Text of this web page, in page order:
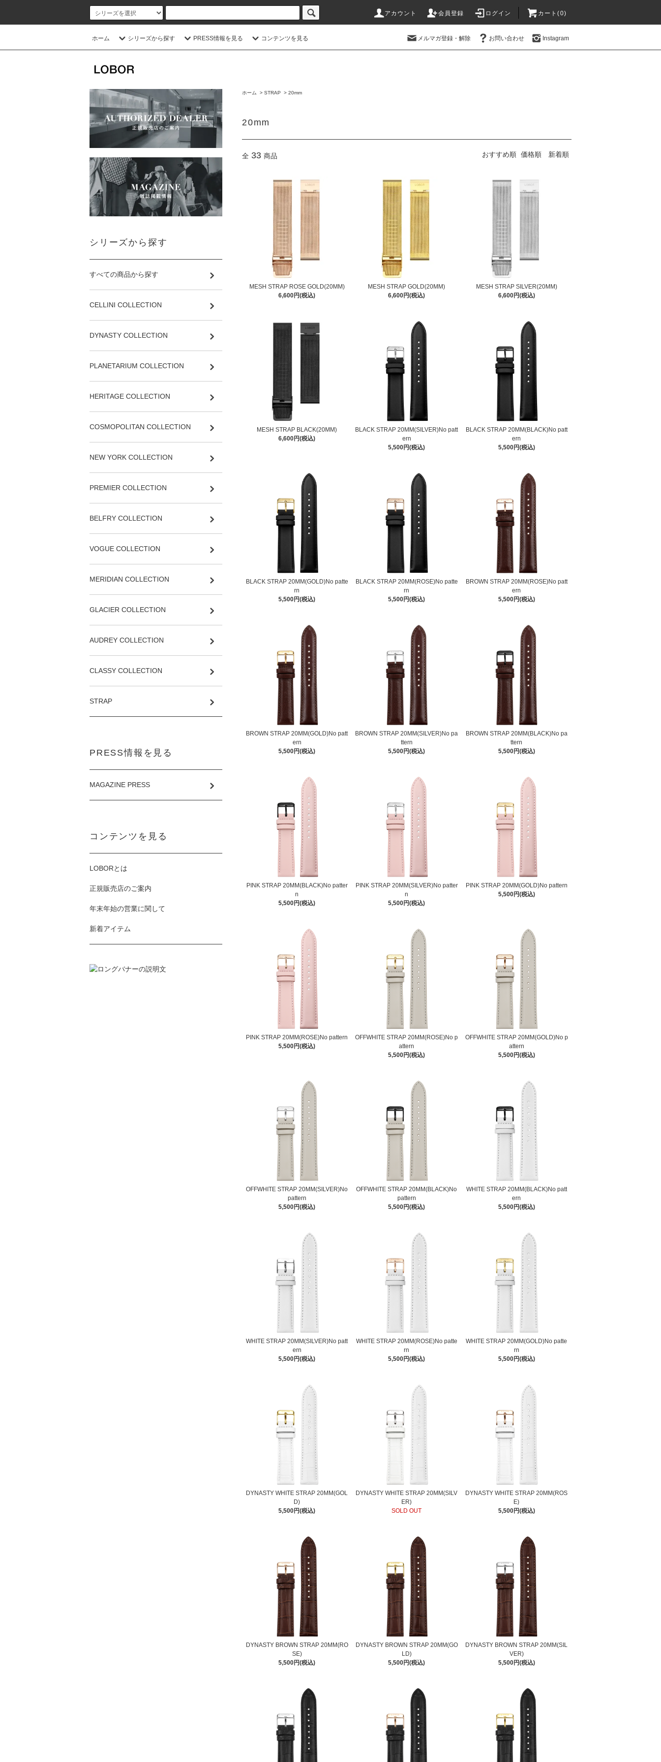
アカウント 会員登録 ログイン カート(0)
ホーム シリーズから探す PRESS情報を見る コンテンツを見る メルマガ登録・解除 お問い合わせ Instagram
ホーム > STRAP > 20mm
20mm
全 33 商品 おすすめ順 価格順 新着順
MESH STRAP ROSE GOLD(20MM)
6,600円(税込)
MESH STRAP GOLD(20MM)
6,600円(税込)
MESH STRAP SILVER(20MM)
6,600円(税込)
MESH STRAP BLACK(20MM)
6,600円(税込)
BLACK STRAP 20MM(SILVER)No patt
ern
5,500円(税込)
BLACK STRAP 20MM(BLACK)No patt
ern
5,500円(税込)
BLACK STRAP 20MM(GOLD)No patte
rn
5,500円(税込)
BLACK STRAP 20MM(ROSE)No patte
rn
5,500円(税込)
BROWN STRAP 20MM(ROSE)No patt
ern
5,500円(税込)
BROWN STRAP 20MM(GOLD)No patt
ern
5,500円(税込)
BROWN STRAP 20MM(SILVER)No pa
ttern
5,500円(税込)
BROWN STRAP 20MM(BLACK)No pa
ttern
5,500円(税込)
PINK STRAP 20MM(BLACK)No patter
n
5,500円(税込)
PINK STRAP 20MM(SILVER)No patter
n
5,500円(税込)
PINK STRAP 20MM(GOLD)No pattern
5,500円(税込)
PINK STRAP 20MM(ROSE)No pattern
5,500円(税込)
OFFWHITE STRAP 20MM(ROSE)No p
attern
5,500円(税込)
OFFWHITE STRAP 20MM(GOLD)No p
attern
5,500円(税込)
OFFWHITE STRAP 20MM(SILVER)No
pattern
5,500円(税込)
OFFWHITE STRAP 20MM(BLACK)No
pattern
5,500円(税込)
WHITE STRAP 20MM(BLACK)No patt
ern
5,500円(税込)
WHITE STRAP 20MM(SILVER)No patt
ern
5,500円(税込)
WHITE STRAP 20MM(ROSE)No patte
rn
5,500円(税込)
WHITE STRAP 20MM(GOLD)No patte
rn
5,500円(税込)
DYNASTY WHITE STRAP 20MM(GOL
D)
5,500円(税込)
DYNASTY WHITE STRAP 20MM(SILV
ER)
SOLD OUT
DYNASTY WHITE STRAP 20MM(ROS
E)
5,500円(税込)
DYNASTY BROWN STRAP 20MM(RO
SE)
5,500円(税込)
DYNASTY BROWN STRAP 20MM(GO
LD)
5,500円(税込)
DYNASTY BROWN STRAP 20MM(SIL
VER)
5,500円(税込)
シリーズから探す
すべての商品から探す
CELLINI COLLECTION
DYNASTY COLLECTION
PLANETARIUM COLLECTION
HERITAGE COLLECTION
COSMOPOLITAN COLLECTION
NEW YORK COLLECTION
PREMIER COLLECTION
BELFRY COLLECTION
VOGUE COLLECTION
MERIDIAN COLLECTION
GLACIER COLLECTION
AUDREY COLLECTION
CLASSY COLLECTION
STRAP
PRESS情報を見る
MAGAZINE PRESS
コンテンツを見る
LOBORとは
正規販売店のご案内
年末年始の営業に関して
新着アイテム